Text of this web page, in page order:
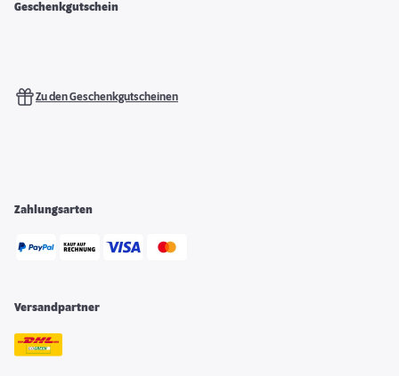
Geschenkgutschein
Zu den Geschenkgutscheinen
Zahlungsarten
Versandpartner